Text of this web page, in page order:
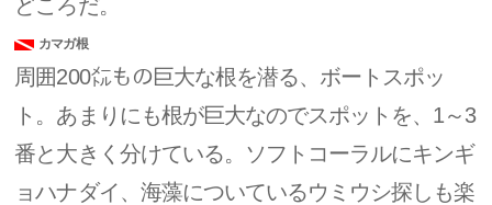
どころだ。
カマガ根
周囲200㍍もの巨大な根を潜る、ボートスポッ
ト。あまりにも根が巨大なのでスポットを、1～3
番と大きく分けている。ソフトコーラルにキンギ
ョハナダイ、海藻についているウミウシ探しも楽